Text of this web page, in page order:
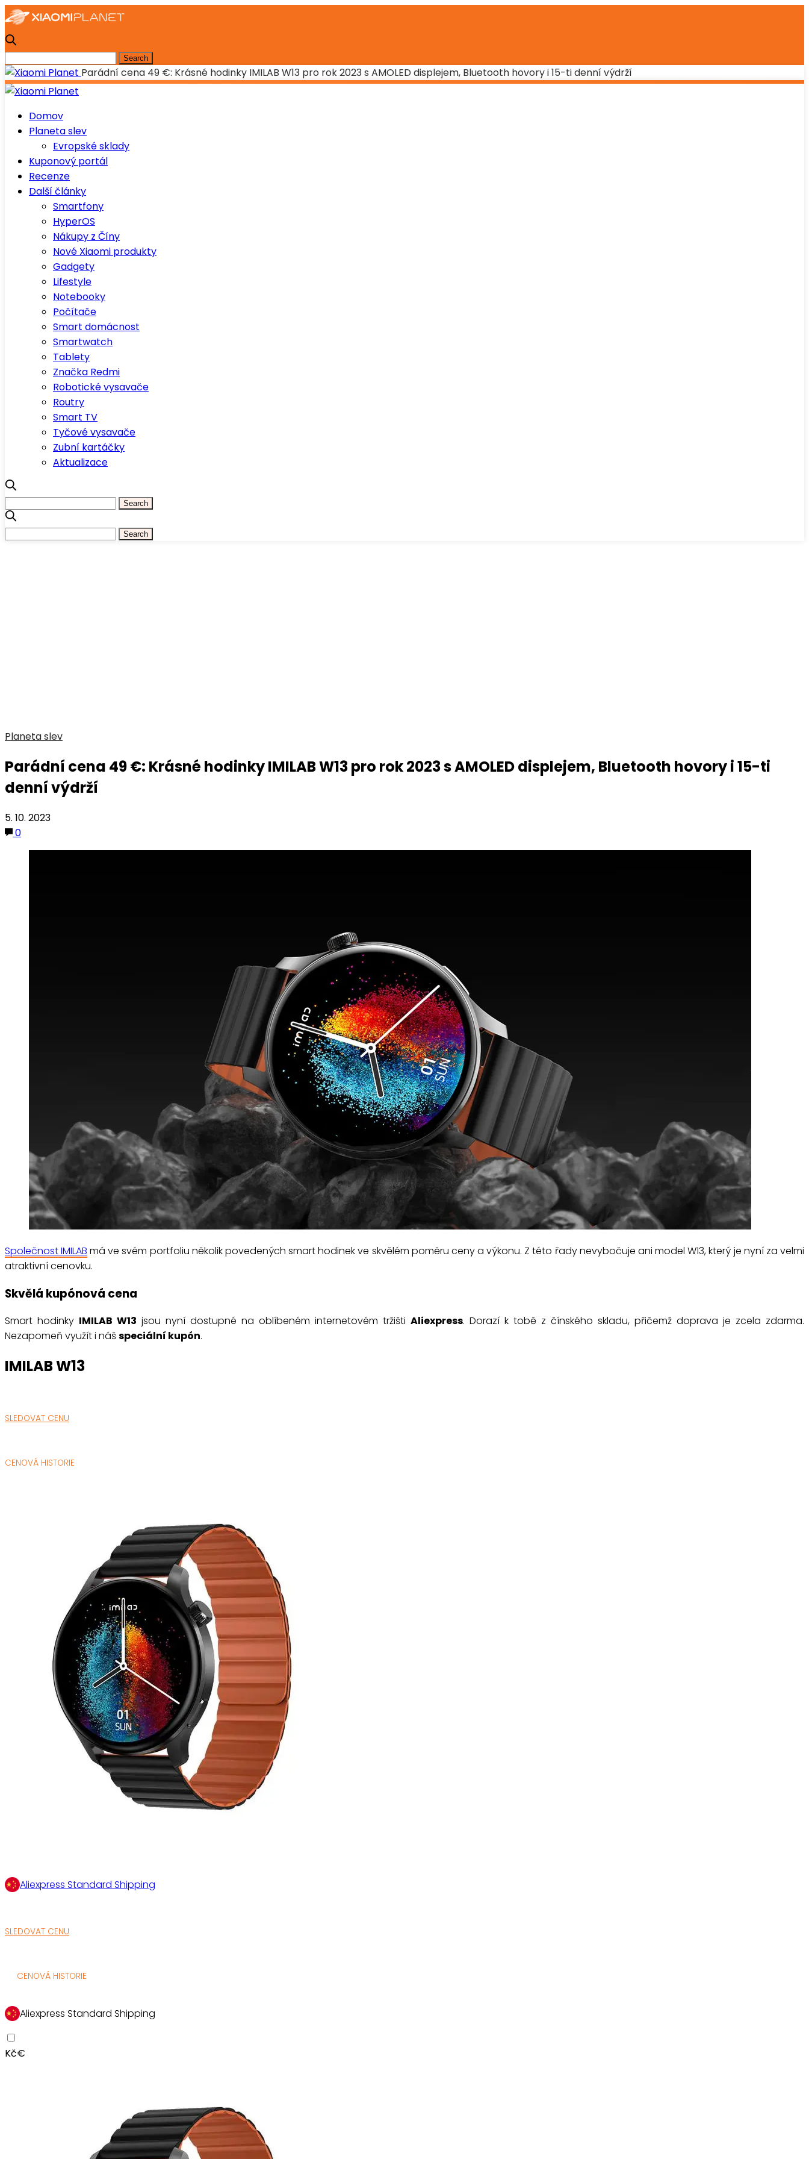
Parádní cena 49 €: Krásné hodinky IMILAB W13 pro rok 2023 s AMOLED displejem, Bluetooth hovory i 15-ti denní výdrží
Domov
Planeta slev
Evropské sklady
Kuponový portál
Recenze
Další články
Smartfony
HyperOS
Nákupy z Číny
Nové Xiaomi produkty
Gadgety
Lifestyle
Notebooky
Počítače
Smart domácnost
Smartwatch
Tablety
Značka Redmi
Robotické vysavače
Routry
Smart TV
Tyčové vysavače
Zubní kartáčky
Aktualizace
Planeta slev
Parádní cena 49 €: Krásné hodinky IMILAB W13 pro rok 2023 s AMOLED displejem, Bluetooth hovory i 15-ti
denní výdrží
5. 10. 2023
0
Společnost IMILAB má ve svém portfoliu několik povedených smart hodinek ve skvělém poměru ceny a výkonu. Z této řady nevybočuje ani model W13, který je nyní za velmi
atraktivní cenovku.
Skvělá kupónová cena
Smart hodinky IMILAB W13 jsou nyní dostupné na oblíbeném internetovém tržišti Aliexpress. Dorazí k tobě z čínského skladu, přičemž doprava je zcela zdarma.
Nezapomeň využít i nášspeciální kupón.
IMILAB W13
SLEDOVAT CENU
CENOVÁ HISTORIE
Aliexpress Standard Shipping
SLEDOVAT CENU
CENOVÁ HISTORIE
Aliexpress Standard Shipping
Kč€